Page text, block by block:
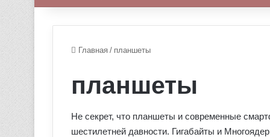
Главная / планшеты
планшеты
Не секрет, что планшеты и современные
шестилетней давности. Гигабайты и